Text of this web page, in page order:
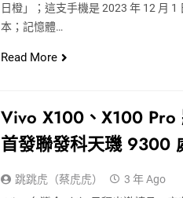
日橙」；這支手機是 2023 年 12 月
本；記憶體…
Read More
Vivo X100、X100 Pro
首發聯發科天璣 9300
跳跳虎（蔡虎虎）
3 年 Ago